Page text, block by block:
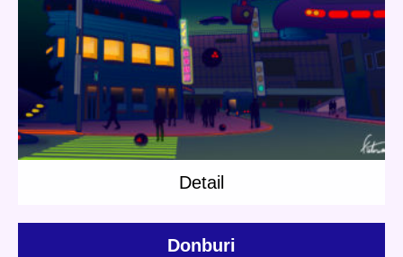
Category:Others F-Cyber
Detail
Detail
Donburi